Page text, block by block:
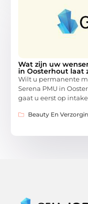
Wat zijn uw
in Oosterhout laat
Wilt u permanente
Serena PMU in
gaat u eerst op
Beauty En